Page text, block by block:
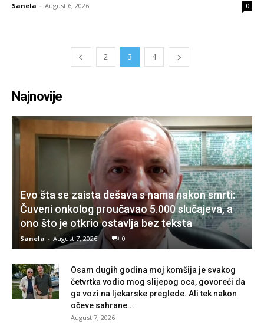
Sanela - August 6, 2026 0
2 3 4
Najnovije
Evo šta se zaista dešava s nama nakon smrti:
Čuveni onkolog proučavao 5.000 slučajeva, a
ono što je otkrio ostavlja bez teksta
Sanela - August 7, 2026 0
Osam dugih godina moj komšija je svakog
četvrtka vodio mog slijepog oca, govoreći da
ga vozi na ljekarske preglede. Ali tek nakon
očeve sahrane...
August 7, 2026